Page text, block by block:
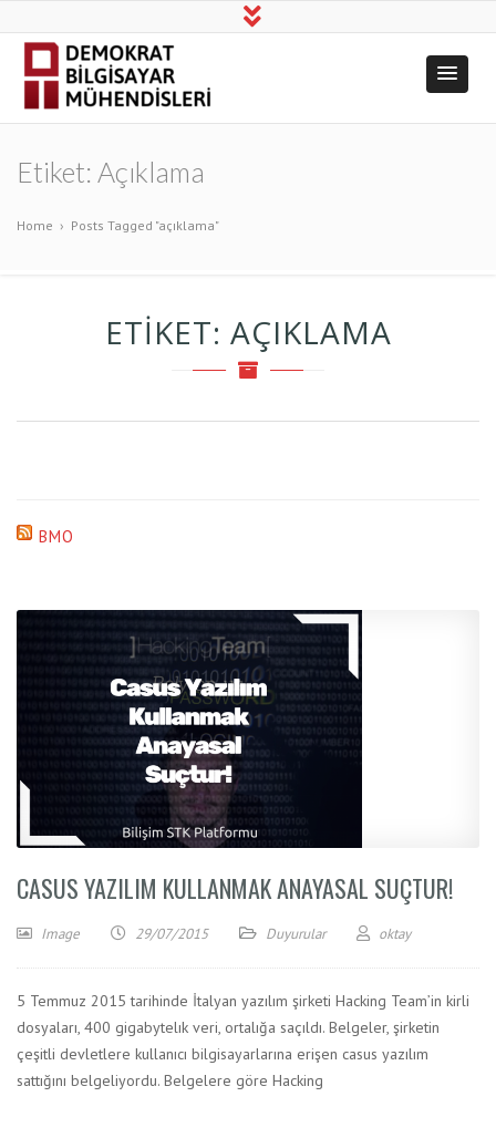
Demokrat
Bilgisayar
Mühendisleri
Etiket: Açıklama
Home › Posts Tagged "açıklama"
ETIKET: AÇIKLAMA
BMO
CASUS YAZILIM KULLANMAK ANAYASAL SUÇTUR!
Image 29/07/2015 Duyurular oktay
5 Temmuz 2015 tarihinde İtalyan yazılım şirketi Hacking Team’in kirli
dosyaları, 400 gigabytelık veri, ortalığa saçıldı. Belgeler, şirketin
çeşitli devletlere kullanıcı bilgisayarlarına erişen casus yazılım
sattığını belgeliyordu. Belgelere göre Hacking